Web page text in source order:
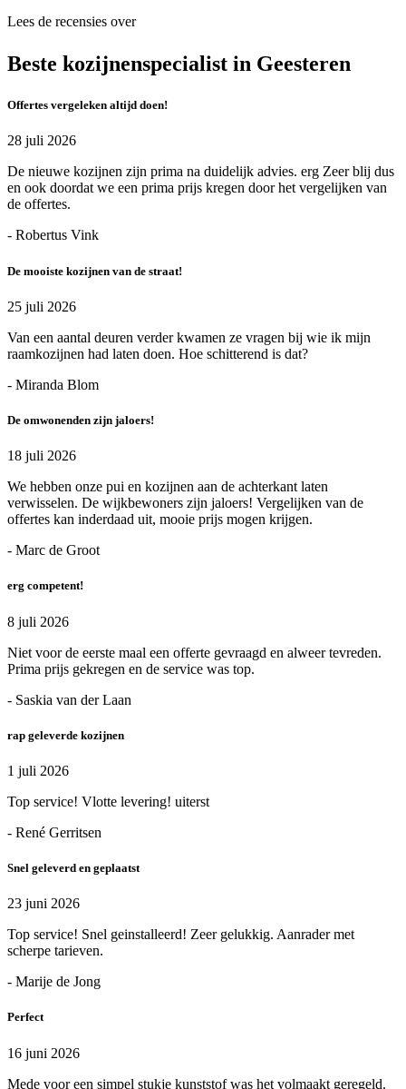
Lees de recensies over
Beste kozijnenspecialist in Geesteren
Offertes vergeleken altijd doen!
28 juli 2026
De nieuwe kozijnen zijn prima na duidelijk advies. erg Zeer blij dus
en ook doordat we een prima prijs kregen door het vergelijken van
de offertes.
- Robertus Vink
De mooiste kozijnen van de straat!
25 juli 2026
Van een aantal deuren verder kwamen ze vragen bij wie ik mijn
raamkozijnen had laten doen. Hoe schitterend is dat?
- Miranda Blom
De omwonenden zijn jaloers!
18 juli 2026
We hebben onze pui en kozijnen aan de achterkant laten
verwisselen. De wijkbewoners zijn jaloers! Vergelijken van de
offertes kan inderdaad uit, mooie prijs mogen krijgen.
- Marc de Groot
erg competent!
8 juli 2026
Niet voor de eerste maal een offerte gevraagd en alweer tevreden.
Prima prijs gekregen en de service was top.
- Saskia van der Laan
rap geleverde kozijnen
1 juli 2026
Top service! Vlotte levering! uiterst
- René Gerritsen
Snel geleverd en geplaatst
23 juni 2026
Top service! Snel geinstalleerd! Zeer gelukkig. Aanrader met
scherpe tarieven.
- Marije de Jong
Perfect
16 juni 2026
Mede voor een simpel stukje kunststof was het volmaakt geregeld.